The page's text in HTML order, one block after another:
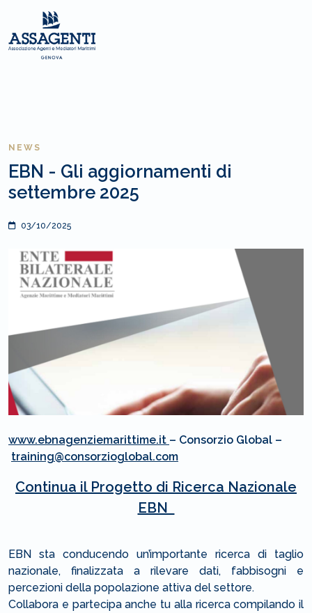
NEWS
EBN - Gli aggiornamenti di
settembre 2025
03/10/2025
www.ebnagenziemarittime.it – Consorzio Global –
training@consorzioglobal.com
Continua il Progetto di Ricerca Nazionale
EBN
EBN sta conducendo un’importante ricerca di taglio
nazionale, finalizzata a rilevare dati, fabbisogni e
percezioni della popolazione attiva del settore.
Collabora e partecipa anche tu alla ricerca compilando il